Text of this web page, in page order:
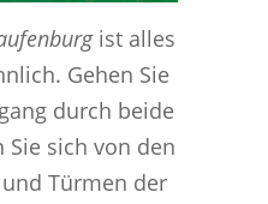
ist alles
Gehen Sie
durch beide
Sie sich von den
Türmen der